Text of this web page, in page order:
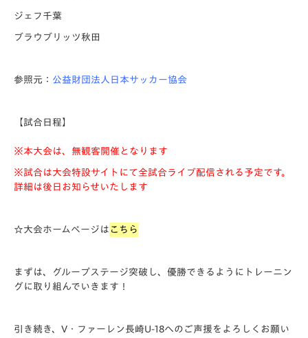
ジェフ千葉
ブラウブリッツ秋田
参照元： 公益財団法人日本サッカー協会
【試合日程】
※本大会は、無観客開催となります
※試合は大会特設サイトにて全試合ライブ配信される予定です。
詳細は後日お知らせいたします
☆大会ホームページは こちら
まずは、グループステージ突破し、優勝できるようにトレーニン
グに取り組んでいきます！
引き続き、V・ファーレン長崎U-18へのご声援をよろしくお願い